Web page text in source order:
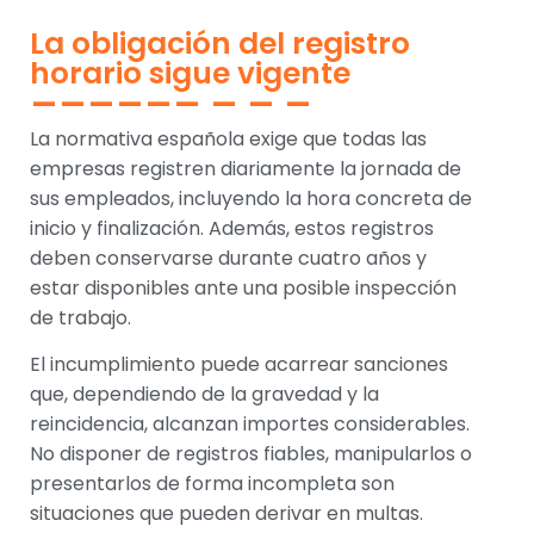
La obligación del registro
horario sigue vigente
La normativa española exige que todas las
empresas registren diariamente la jornada de
sus empleados, incluyendo la hora concreta de
inicio y finalización. Además, estos registros
deben conservarse durante cuatro años y
estar disponibles ante una posible inspección
de trabajo.
El incumplimiento puede acarrear sanciones
que, dependiendo de la gravedad y la
reincidencia, alcanzan importes considerables.
No disponer de registros fiables, manipularlos o
presentarlos de forma incompleta son
situaciones que pueden derivar en multas.